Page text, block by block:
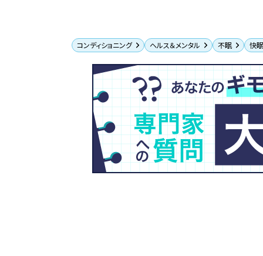
コンディショニング ヘルス＆メンタル 不眠 快眠